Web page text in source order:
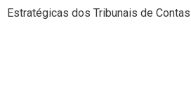
Estratégicas dos Tribunais de